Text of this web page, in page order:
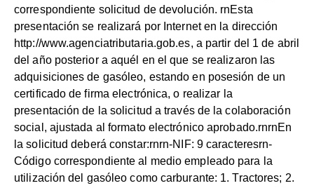
correspondiente solicitud de devolución. rnEsta
presentación se realizará por Internet en la dirección
http://www.agenciatributaria.gob.es, a partir del 1 de abril
del año posterior a aquél en el que se realizaron las
adquisiciones de gasóleo, estando en posesión de un
certificado de firma electrónica, o realizar la
presentación de la solicitud a través de la colaboración
social, ajustada al formato electrónico aprobado.rnrnEn
la solicitud deberá constar:rnrn-NIF: 9 caracteresrn-
Código correspondiente al medio empleado para la
utilización del gasóleo como carburante: 1. Tractores; 2.